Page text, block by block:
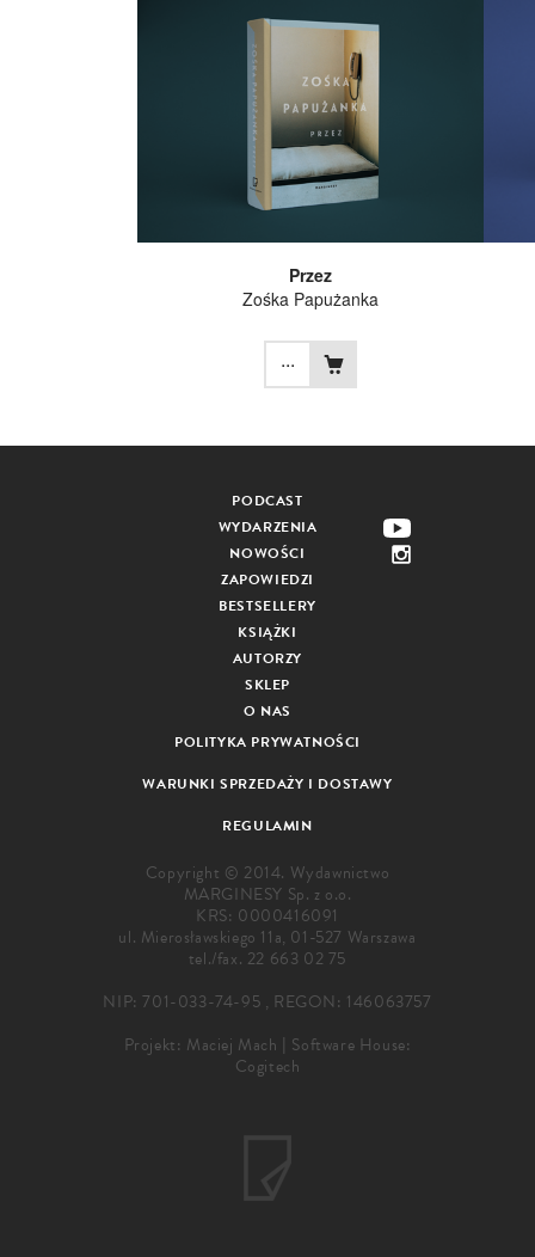
Przez
Zośka Papużanka
...
PODCAST
WYDARZENIA
NOWOŚCI
ZAPOWIEDZI
BESTSELLERY
KSIĄŻKI
AUTORZY
SKLEP
O NAS
POLITYKA PRYWATNOŚCI
WARUNKI SPRZEDAŻY I DOSTAWY
REGULAMIN
Copyright © 2014. Wydawnictwo
MARGINESY Sp. z o.o.
KRS: 0000416091
ul. Mierosławskiego 11a, 01-527 Warszawa
tel./fax. 22 663 02 75
NIP: 701-033-74-95 , REGON: 146063757
Projekt: Maciej Mach | Software House:
Cogitech